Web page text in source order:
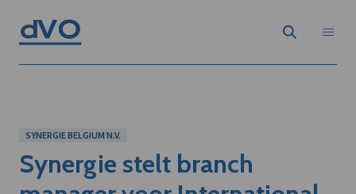
SYNERGIE BELGIUM N.V.
Synergie stelt branch